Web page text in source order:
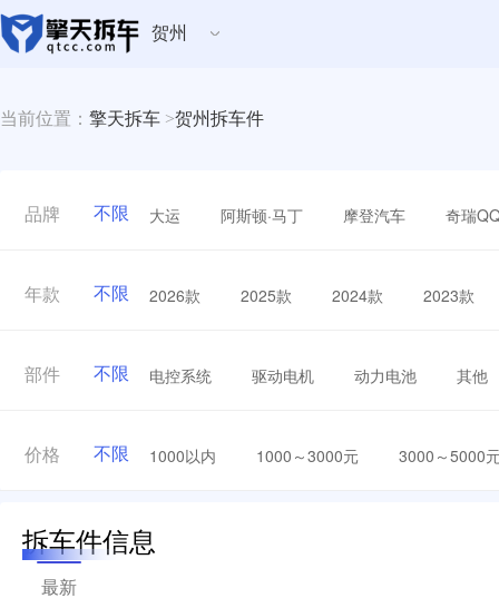
贺州
当前位置： 擎天拆车 >贺州拆车件
品牌 不限 大运 阿斯顿·马丁 摩登汽车 奇瑞
年款 不限 2026款 2025款 2024款 2023款
部件 不限 电控系统 驱动电机 动力电池 其他
价格 不限 1000以内 1000～3000元 3000～5000
拆车件信息
最新